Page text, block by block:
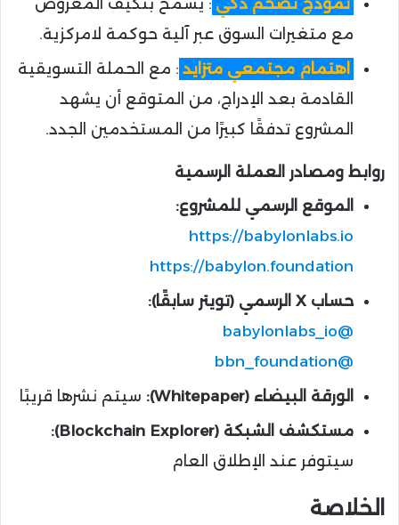
نموذج تضخم ذكي : يسمح بتكيف المعروض
مع متغيرات السوق عبر آلية حوكمة لامركزية.
اهتمام مجتمعي متزايد : مع الحملة التسويقية
القادمة بعد الإدراج، من المتوقع أن يشهد
المشروع تدفقًا كبيرًا من المستخدمين الجدد.
روابط ومصادر العملة الرسمية
الموقع الرسمي للمشروع:
https://babylonlabs.io
https://babylon.foundation
حساب X الرسمي (تويتر سابقًا):
@babylonlabs_io
@bbn_foundation
الورقة البيضاء (Whitepaper):
سيتم نشرها قريبًا
مستكشف الشبكة (Blockchain Explorer):
سيتوفر عند الإطلاق العام
الخلاصة